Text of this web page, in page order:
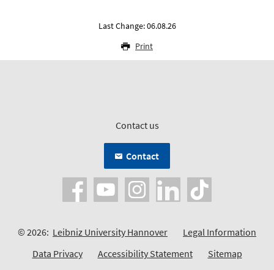
Last Change: 06.08.26
Print
Contact us
Contact
© 2026: Leibniz University Hannover
Legal Information
Data Privacy
Accessibility Statement Sitemap